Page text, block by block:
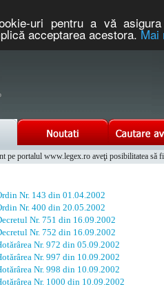
uri pentru a vă
acceptarea acestora.Mai
pe portalul www.legex.ro aveţi posibilitatea să
Nr. 143 din 01.04.2002
Nr. 400 din 20.05.2002
Nr. 751 din 16.09.2002
Nr. 752 din 16.09.2002
Nr. 972 din 05.09.2002
Nr. 997 din 10.09.2002
Nr. 998 din 10.09.2002
Nr. 1000 din 10.09.2002